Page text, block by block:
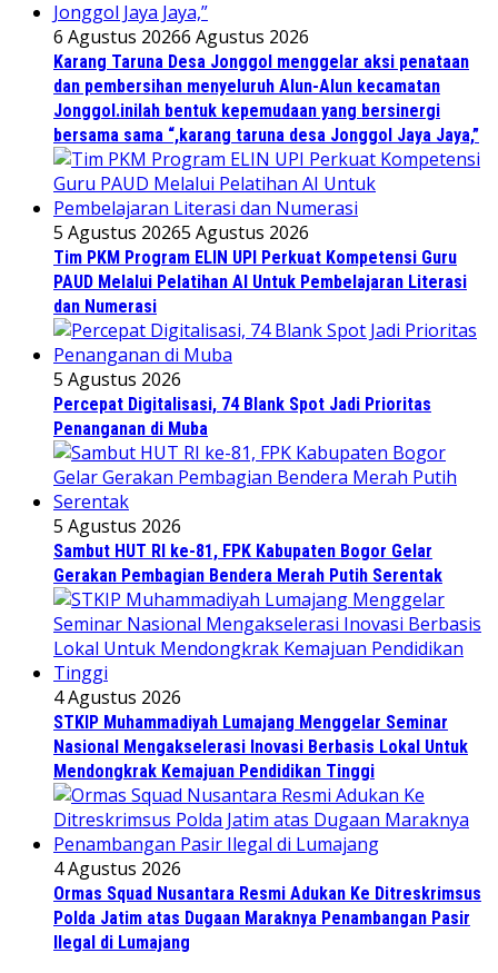
6 Agustus 20266 Agustus 2026
Karang Taruna Desa Jonggol menggelar aksi penataan
dan pembersihan menyeluruh Alun-Alun kecamatan
Jonggol.inilah bentuk kepemudaan yang bersinergi
bersama sama “,karang taruna desa Jonggol Jaya Jaya,”
5 Agustus 20265 Agustus 2026
Tim PKM Program ELIN UPI Perkuat Kompetensi Guru
PAUD Melalui Pelatihan AI Untuk Pembelajaran Literasi
dan Numerasi
5 Agustus 2026
Percepat Digitalisasi, 74 Blank Spot Jadi Prioritas
Penanganan di Muba
5 Agustus 2026
Sambut HUT RI ke-81, FPK Kabupaten Bogor Gelar
Gerakan Pembagian Bendera Merah Putih Serentak
4 Agustus 2026
STKIP Muhammadiyah Lumajang Menggelar Seminar
Nasional Mengakselerasi Inovasi Berbasis Lokal Untuk
Mendongkrak Kemajuan Pendidikan Tinggi
4 Agustus 2026
Ormas Squad Nusantara Resmi Adukan Ke Ditreskrimsus
Polda Jatim atas Dugaan Maraknya Penambangan Pasir
Ilegal di Lumajang